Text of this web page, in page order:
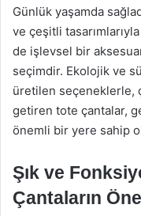
Günlük yaşamda
ve çeşitli
de işlevsel bir
seçimdir. Ekolojik ve
üretilen seçeneklerle,
getiren tote çantalar,
önemli bir yere sahip
Şık ve
Çantaların